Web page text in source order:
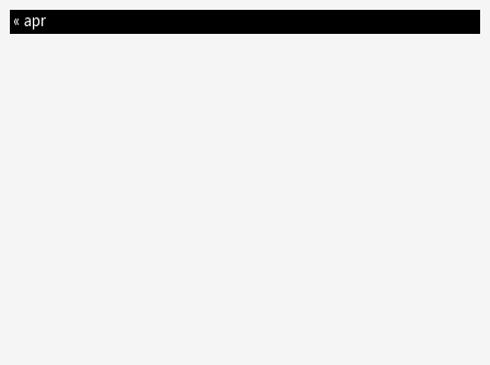
« apr